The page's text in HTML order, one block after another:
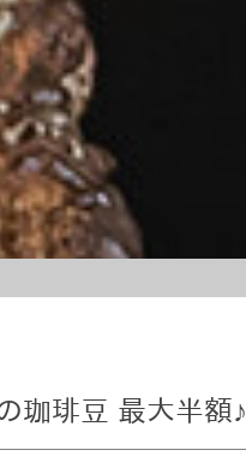
珈琲豆 最大半額♪